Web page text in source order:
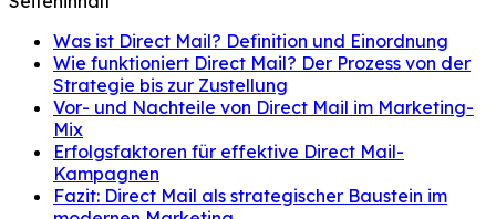
Was ist Direct Mail? Definition und Einordnung
Wie funktioniert Direct Mail? Der Prozess von der
Strategie bis zur Zustellung
Vor- und Nachteile von Direct Mail im Marketing-
Mix
Erfolgsfaktoren für effektive Direct Mail-
Kampagnen
Fazit: Direct Mail als strategischer Baustein im